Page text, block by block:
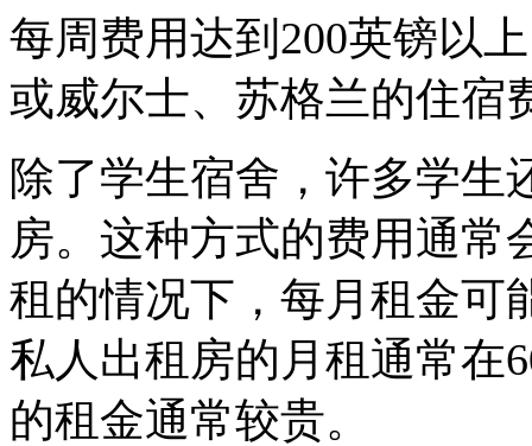
每周费用达到200英镑以
或威尔士、苏格兰的住宿
除了学生宿舍，许多学生
房。这种方式的费用通常
租的情况下，每月租金可
私人出租房的月租通常在
的租金通常较贵。